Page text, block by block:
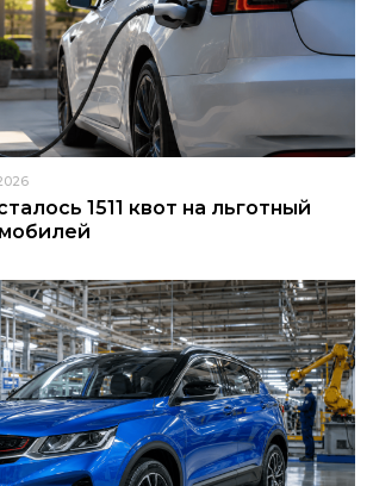
1511 квот на льготный